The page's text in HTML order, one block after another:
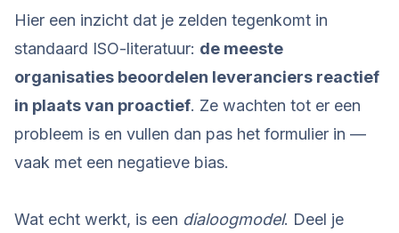
Hier een inzicht dat je zelden tegenkomt in
standaard ISO-literatuur: de meeste
organisaties beoordelen leveranciers reactief
in plaats van proactief. Ze wachten tot er een
probleem is en vullen dan pas het formulier in —
vaak met een negatieve bias.
Wat echt werkt, is een dialoogmodel. Deel je